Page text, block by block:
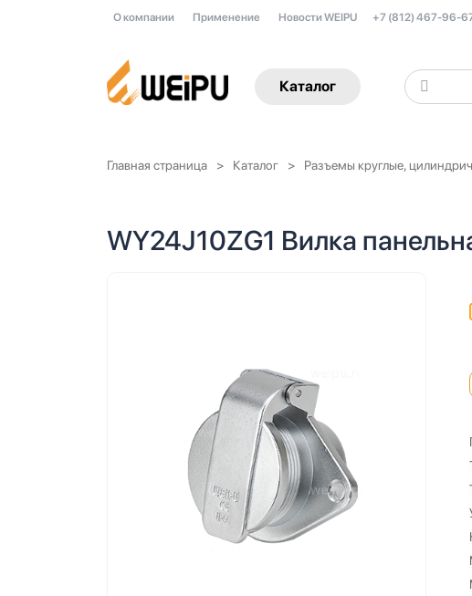
О компании Применение Новости WEIPU +7 (812) 467-96-
Каталог
Главная страница Каталог Разъемы круглые,
WY24J10ZG1 Вилка